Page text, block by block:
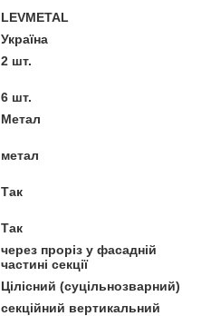
LEVMETAL
Україна
2 шт.
6 шт.
Метал
метал
Так
Так
через проріз у фасадній
частині секції
Цілісний (суцільнозварний)
секційний вертикальний